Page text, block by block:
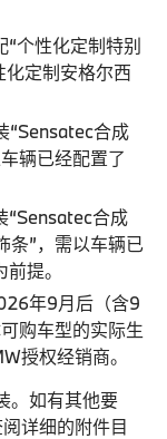
“个性化定制特别
化定制安格尔西
“Sensatec合成
辆已经配置了
“Sensatec合成
条”，需以车辆已
提。
年9月后（含9
购车型的实际生
授权经销商。
。如有其他要
详细的附件目